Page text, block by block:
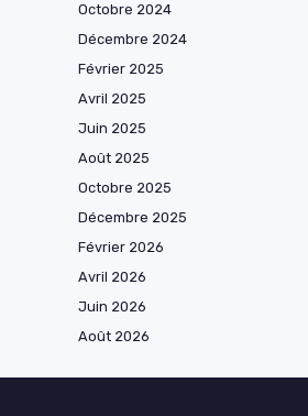
Octobre 2024
Décembre 2024
Février 2025
Avril 2025
Juin 2025
Août 2025
Octobre 2025
Décembre 2025
Février 2026
Avril 2026
Juin 2026
Août 2026